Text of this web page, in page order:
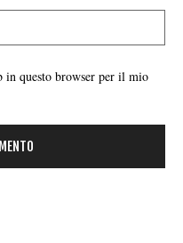
in questo browser per il mio